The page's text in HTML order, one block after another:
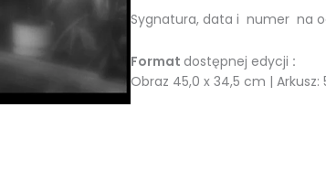
Sygnatura, data i numer na
Format dostępnej edycji :
Obraz 45,0 x 34,5 cm | Arkusz: